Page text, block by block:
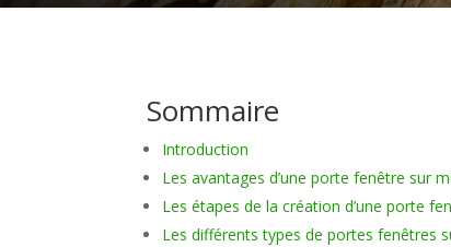
Sommaire
Introduction
Les avantages d’une porte fenêtre sur
Les étapes de la création d’une porte
Les différents types de portes fenêtres